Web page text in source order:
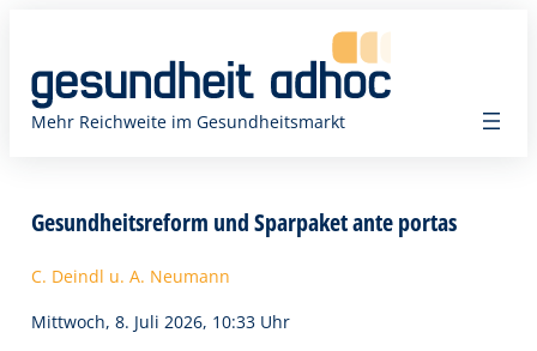
springen
Mehr Reichweite im Gesundheitsmarkt
Gesundheitsreform und Sparpaket ante portas
C. Deindl u. A. Neumann
Mittwoch, 8. Juli 2026, 10:33 Uhr